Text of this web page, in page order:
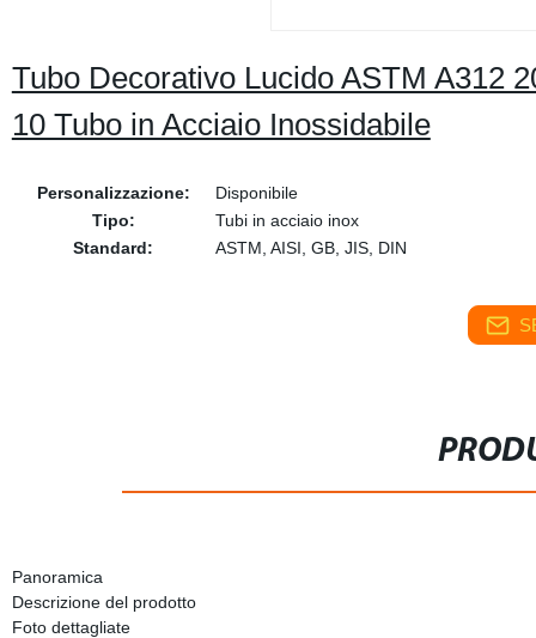
Tubo Decorativo Lucido ASTM A312
10 Tubo in Acciaio Inossidabile
Personalizzazione:
Disponibile
Tipo:
Tubi in acciaio inox
Standard:
ASTM, AISI, GB, JIS, DIN
Panoramica
Descrizione del prodotto
Foto dettagliate